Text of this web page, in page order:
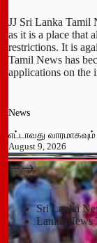
JJ Sri Lanka Tamil
as it is a place that
restrictions. It is
Tamil News has
applications on the
News
எட்டாவது
August 9, 2026
பதுளை மாநகர
July 14, 2026
Sri Lanka
Lanka News